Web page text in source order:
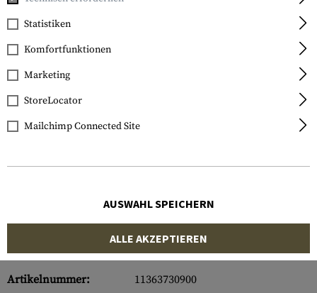
Strike Industries
Cable Management Rail
Covers Long 2pcs
Artikelnummer:
11363730900
Statistiken
Komfortfunktionen
Marketing
StoreLocator
Mailchimp Connected Site
AUSWAHL SPEICHERN
ALLE AKZEPTIEREN